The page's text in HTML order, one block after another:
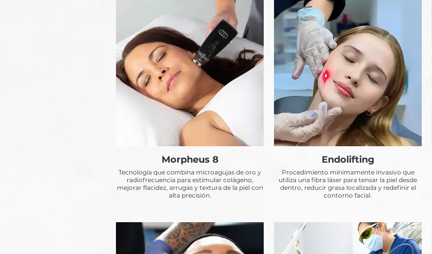
Morpheus 8
Tecnología que combina microagujas de oro y
radiofrecuencia para estimular colágeno,
mejorar flacidez, arrugas y textura de la piel con
alta precisión.
Endolifting
Procedimiento mínimamente invasivo que
utiliza una fibra láser para tensar la piel desde
dentro, reducir grasa localizada y redefinir el
contorno facial.